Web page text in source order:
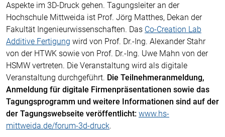
Aspekte im 3D-Druck gehen. Tagungsleiter an der
Hochschule Mittweida ist Prof. Jörg Matthes, Dekan der
Fakultät Ingenieurwissenschaften. Das Co-Creation Lab
Additive Fertigung wird von Prof. Dr.-Ing. Alexander Stahr
von der HTWK sowie von Prof. Dr.-Ing. Uwe Mahn von der
HSMW vertreten. Die Veranstaltung wird als digitale
Veranstaltung durchgeführt. Die Teilnehmeranmeldung,
Anmeldung für digitale Firmenpräsentationen sowie das
Tagungsprogramm und weitere Informationen sind auf der
der Tagungswebseite veröffentlicht: www.hs-
mittweida.de/forum-3d-druck.